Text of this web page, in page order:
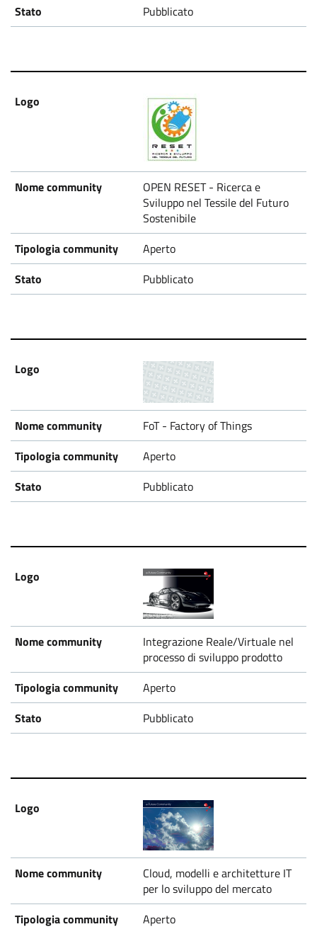
Pubblicato
OPEN RESET - Ricerca e
Sviluppo nel Tessile del Futuro
Sostenibile
Aperto
Pubblicato
FoT - Factory of Things
Aperto
Pubblicato
Integrazione Reale/Virtuale nel
processo di sviluppo prodotto
Aperto
Pubblicato
Cloud, modelli e architetture IT
per lo sviluppo del mercato
Aperto